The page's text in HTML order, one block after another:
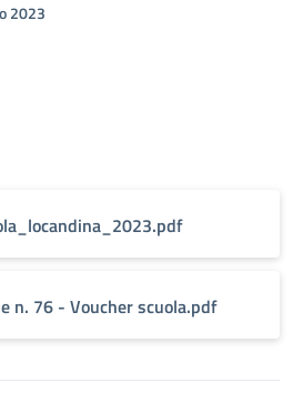
2023
n. 76 - Voucher scuola.pdf